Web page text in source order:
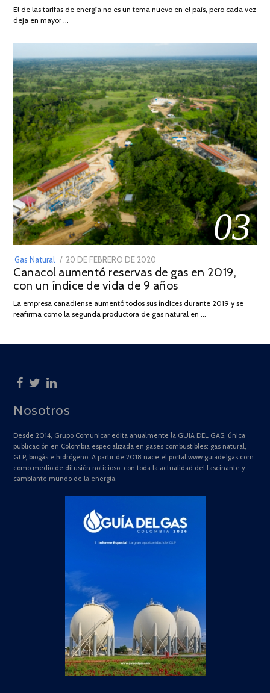
DE
El de las tarifas de energía no es un tema nuevo en el país, pero cada vez
deja en mayor …
03
Gas Natural
POSTED
ON
20 DE FEBRERO DE 2020
DE
JULIO
2025
Canacol aumentó reservas de gas en 2019,
con un índice de vida de 9 años
La empresa canadiense aumentó todos sus índices durante 2019 y se
reafirma como la segunda productora de gas natural en …
Nosotros
Desde 2014, Grupo Comunicar edita anualmente la GUÍA DEL GAS, única
publicación en Colombia especializada en gases combustibles: gas natural,
GLP, biogás e hidrógeno. A partir de 2018 nace el portal www.guiadelgas.com
como medio de difusión noticioso, con toda la actualidad del fascinante y
cambiante mundo de la energía.